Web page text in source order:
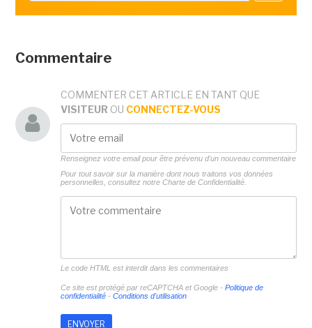
Commentaire
COMMENTER CET ARTICLE EN TANT QUE
VISITEUR OU CONNECTEZ-VOUS
Renseignez votre email pour être prévenu d'un nouveau commentaire
Pour tout savoir sur la manière dont nous traitons vos données
personnelles, consultez notre Charte de Confidentialité.
Le code HTML est interdit dans les commentaires
Ce site est protégé par reCAPTCHA et Google - Politique de
confidentialité- Conditions d'utilisation